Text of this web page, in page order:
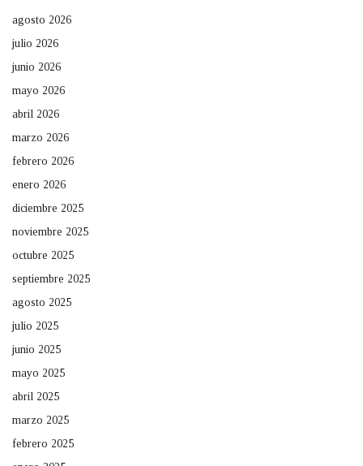
agosto 2026
julio 2026
junio 2026
mayo 2026
abril 2026
marzo 2026
febrero 2026
enero 2026
diciembre 2025
noviembre 2025
octubre 2025
septiembre 2025
agosto 2025
julio 2025
junio 2025
mayo 2025
abril 2025
marzo 2025
febrero 2025